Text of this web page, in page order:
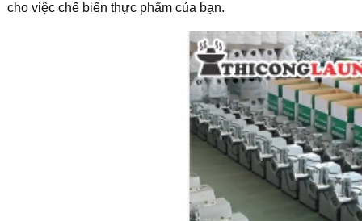
cho việc chế biến thực phẩm của bạn.